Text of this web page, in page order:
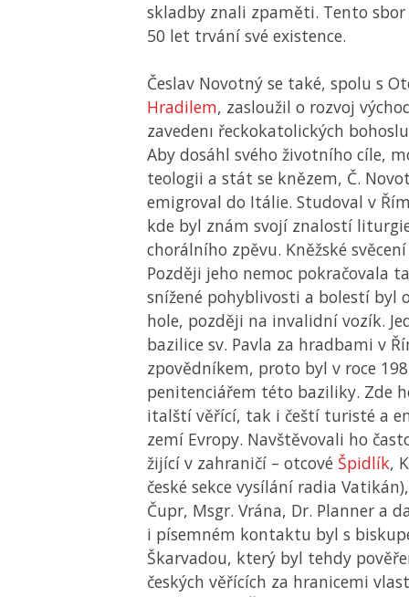
skladby znali zpaměti. Tento sbor
50 let trvání své existence.
Česlav Novotný se také, spolu s
Hradilem, zasloužil o rozvoj
zavedenı řeckokatolických
Aby dosáhl svého životního cíle,
teologii a stát se knězem, Č.
emigroval do Itálie. Studoval v
kde byl znám svojí znalostí
chorálního zpěvu. Kněžské
Později jeho nemoc pokračovala
snížené pohyblivosti a bolestí byl
hole, později na invalidní vozík.
bazilice sv. Pavla za hradbami v
zpovědníkem, proto byl v roce
penitenciářem této baziliky. Zde
italští věřící, tak i čeští turisté a
zemí Evropy. Navštěvovali ho
žijící v zahraničí – otcové Špidlík,
české sekce vysílání radia
Čupr, Msgr. Vrána, Dr. Planner a
i písemném kontaktu byl s
Škarvadou, který byl tehdy
českých věřících za hranicemi